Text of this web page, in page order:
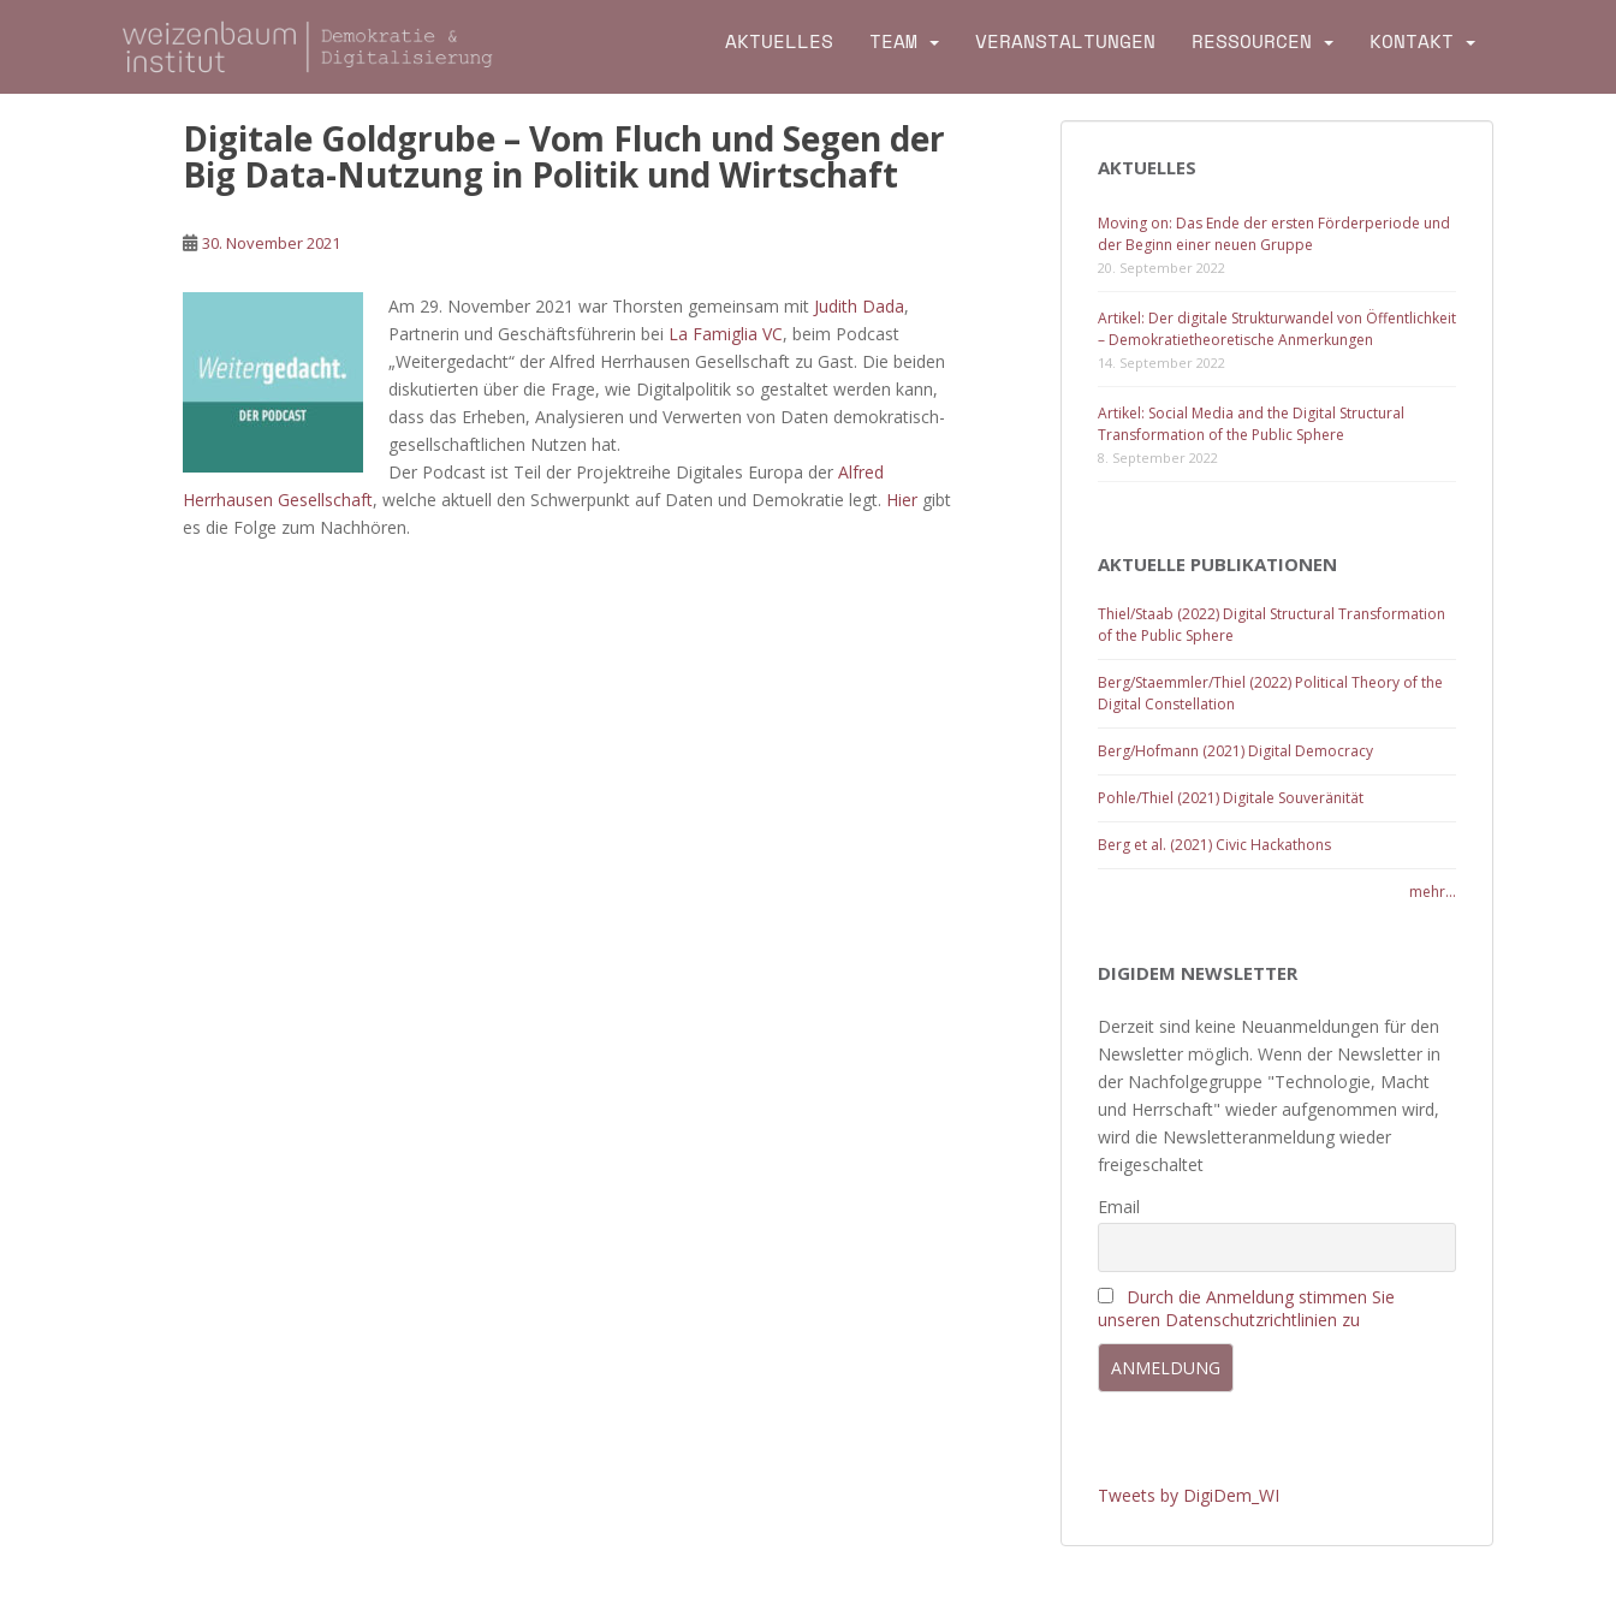
p
AKTUELLES TEAM VERANSTALTUNGEN RESSOURCEN KONTAKT
Digitale Goldgrube – Vom Fluch und Segen der
Big Data-Nutzung in Politik und Wirtschaft
30. November 2021
Am 29. November 2021 war Thorsten gemeinsam mit Judith Dada,
Partnerin und Geschäftsführerin bei La Famiglia VC, beim Podcast
„Weitergedacht“ der Alfred Herrhausen Gesellschaft zu Gast. Die beiden
diskutierten über die Frage, wie Digitalpolitik so gestaltet werden kann,
dass das Erheben, Analysieren und Verwerten von Daten demokratisch-
gesellschaftlichen Nutzen hat.
Der Podcast ist Teil der Projektreihe Digitales Europa der Alfred
Herrhausen Gesellschaft, welche aktuell den Schwerpunkt auf Daten und Demokratie legt. Hier gibt
es die Folge zum Nachhören.
AKTUELLES
Moving on: Das Ende der ersten Förderperiode und
der Beginn einer neuen Gruppe
20. September 2022
Artikel: Der digitale Strukturwandel von Öffentlichkeit
– Demokratietheoretische Anmerkungen
14. September 2022
Artikel: Social Media and the Digital Structural
Transformation of the Public Sphere
8. September 2022
AKTUELLE PUBLIKATIONEN
Thiel/Staab (2022) Digital Structural Transformation
of the Public Sphere
Berg/Staemmler/Thiel (2022) Political Theory of the
Digital Constellation
Berg/Hofmann (2021) Digital Democracy
Pohle/Thiel (2021) Digitale Souveränität
Berg et al. (2021) Civic Hackathons
mehr...
DIGIDEM NEWSLETTER
Derzeit sind keine Neuanmeldungen für den
Newsletter möglich. Wenn der Newsletter in
der Nachfolgegruppe "Technologie, Macht
und Herrschaft" wieder aufgenommen wird,
wird die Newsletteranmeldung wieder
freigeschaltet
Email
Durch die Anmeldung stimmen Sie
unseren Datenschutzrichtlinien zu
Tweets by DigiDem_WI